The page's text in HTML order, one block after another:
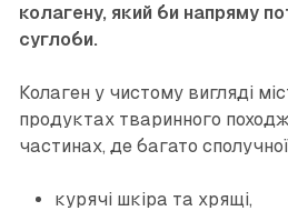
колагену, який би напряму
суглоби.
Колаген у чистому вигляді
продуктах тваринного
частинах, де багато
курячі шкіра та хрящі,